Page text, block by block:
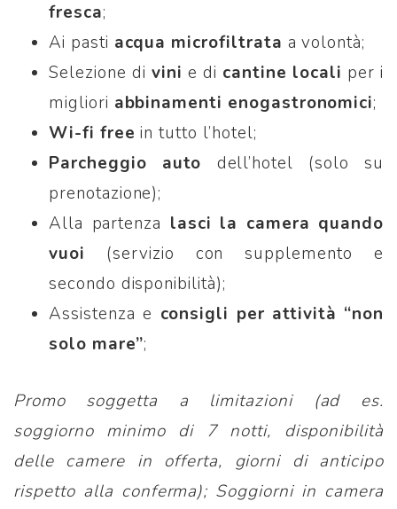
fresca;
Ai pasti acqua microfiltrata a volontà;
Selezione di vini e di cantine locali per i
migliori abbinamenti enogastronomici;
Wi-fi free in tutto l’hotel;
Parcheggio auto dell’hotel (solo su
prenotazione);
Alla partenza lasci la camera quando
vuoi (servizio con supplemento e
secondo disponibilità);
Assistenza e consigli per attività “non
solo mare”;
Promo soggetta a limitazioni (ad es.
soggiorno minimo di 7 notti, disponibilità
delle camere in offerta, giorni di anticipo
rispetto alla conferma); Soggiorni in camera